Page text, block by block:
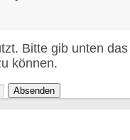
Bitte gib unten das
können.